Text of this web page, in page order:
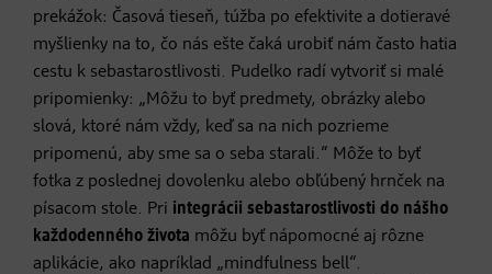
prekážok: Časová tieseň, túžba po efektivite a dotieravé
myšlienky na to, čo nás ešte čaká urobiť nám často hatia
cestu k sebastarostlivosti. Pudelko radí vytvoriť si malé
pripomienky: „Môžu to byť predmety, obrázky alebo
slová, ktoré nám vždy, keď sa na nich pozrieme
pripomenú, aby sme sa o seba starali.“ Môže to byť
fotka z poslednej dovolenku alebo obľúbený hrnček na
písacom stole. Pri integrácii sebastarostlivosti do nášho
každodenného života môžu byť nápomocné aj rôzne
aplikácie, ako napríklad „mindfulness bell“.